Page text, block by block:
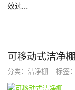
效过…
可移动式洁净棚
分类： 洁净棚 标签：